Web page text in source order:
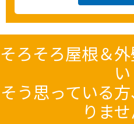
そろそろ屋根＆
い
そう思っている方
りま